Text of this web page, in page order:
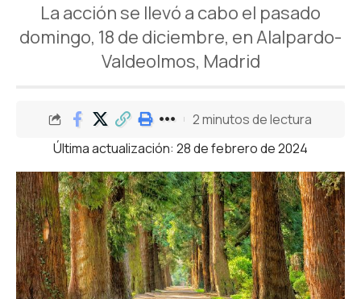
La acción se llevó a cabo el pasado
domingo, 18 de diciembre, en Alalpardo-
Valdeolmos, Madrid
Última actualización: 28 de febrero de 2024
2 minutos de lectura